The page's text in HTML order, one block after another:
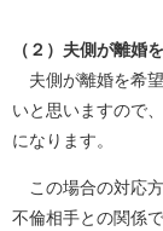
（２）夫側が離婚
夫側が離婚を希
いと思いますので
になります。
この場合の対応
不倫相手との関係